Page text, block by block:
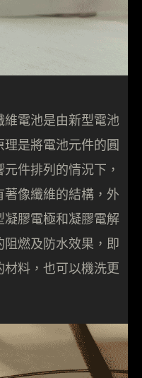
電池是由新型電池
是將電池元件的圓
件排列的情況下，
像纖維的結構，外
膠電極和凝膠電解
燃及防水效果，即
料，也可以機洗更